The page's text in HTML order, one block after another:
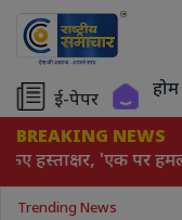
ई-पेपर होम
BREAKING NEWS
हस्ताक्षर, 'एक पर
Trending News